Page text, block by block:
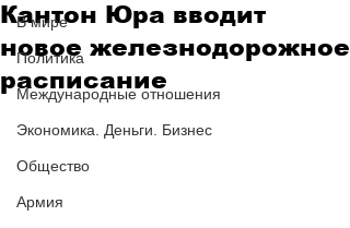
В мире
Политика
Международные отношения
Экономика. Деньги. Бизнес
Общество
Армия
Кантон Юра вводит
новое железнодорожное
расписание